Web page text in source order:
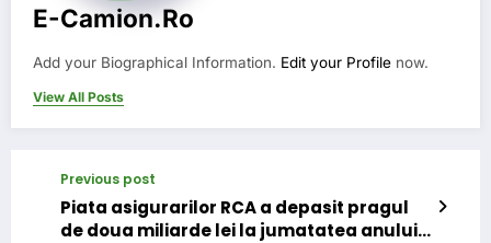
E-Camion.ro
Add your Biographical Information. Edit your Profile now.
View All Posts
Previous post
Piata asigurarilor RCA a depasit pragul
de doua miliarde lei la jumatatea anului,